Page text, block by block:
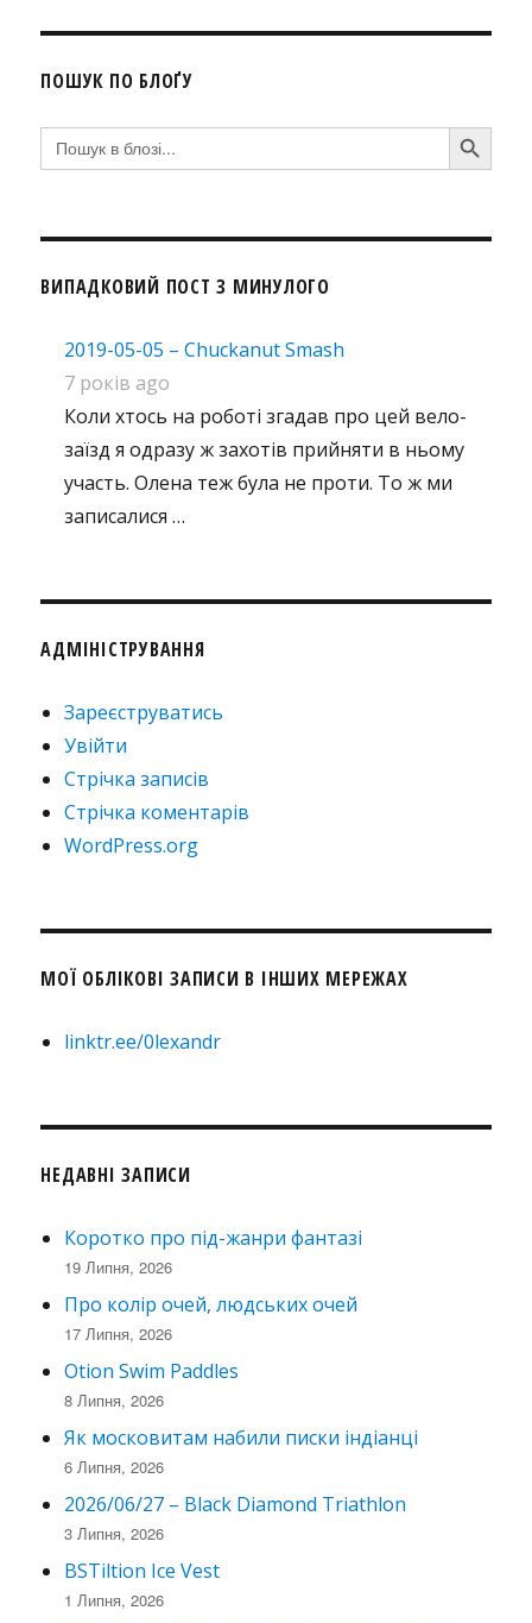
ПОШУК ПО БЛОҐУ
Search
for:
SEARCH BUTTON
ВИПАДКОВИЙ ПОСТ З МИНУЛОГО
2019-05-05 – Chuckanut Smash
7 років ago
Коли хтось на роботі згадав про цей вело-
заїзд я одразу ж захотів прийняти в ньому
участь. Олена теж була не проти. То ж ми
записалися …
АДМІНІСТРУВАННЯ
Зареєструватись
Увійти
Стрічка записів
Стрічка коментарів
WordPress.org
МОЇ ОБЛІКОВІ ЗАПИСИ В ІНШИХ МЕРЕЖАХ
linktr.ee/0lexandr
НЕДАВНІ ЗАПИСИ
Коротко про під-жанри фантазі
19 Липня, 2026
Про колір очей, людських очей
17 Липня, 2026
Otion Swim Paddles
8 Липня, 2026
Як московитам набили писки індіанці
6 Липня, 2026
2026/06/27 – Black Diamond Triathlon
3 Липня, 2026
BSTiltion Ice Vest
1 Липня, 2026